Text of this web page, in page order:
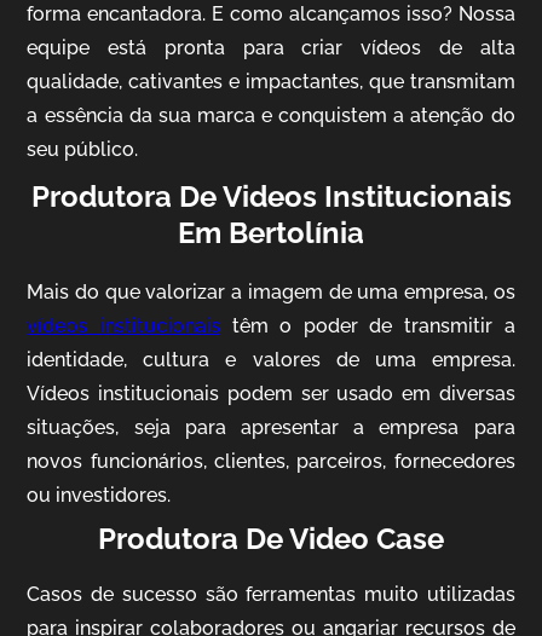
Mosaic
forma encantadora. E como alcançamos isso? Nossa
equipe está pronta para criar vídeos de alta
qualidade, cativantes e impactantes, que transmitam
a essência da sua marca e conquistem a atenção do
seu público.
Produtora De Videos Institucionais
Em Bertolínia
Mais do que valorizar a imagem de uma empresa, os
vídeos institucionais têm o poder de transmitir a
identidade, cultura e valores de uma empresa.
Vídeos institucionais podem ser usado em diversas
situações, seja para apresentar a empresa para
novos funcionários, clientes, parceiros, fornecedores
ou investidores.
Produtora De Video Case
Casos de sucesso são ferramentas muito utilizadas
para inspirar colaboradores ou angariar recursos de